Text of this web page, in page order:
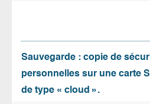
Sauvegarde : copie de
personnelles sur une carte
de type « cloud ».